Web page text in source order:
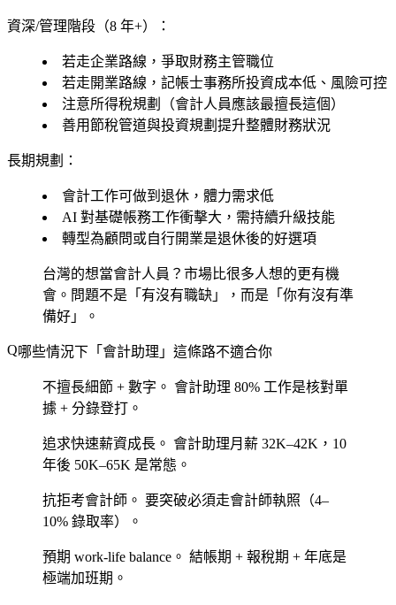
資深/管理階段（8 年+）：
若走企業路線，爭取財務主管職位
若走開業路線，記帳士事務所投資成本低、風險可控
注意所得稅規劃（會計人員應該最擅長這個）
善用節稅管道與投資規劃提升整體財務狀況
長期規劃：
會計工作可做到退休，體力需求低
AI 對基礎帳務工作衝擊大，需持續升級技能
轉型為顧問或自行開業是退休後的好選項
台灣的想當會計人員？市場比很多人想的更有機
會。問題不是「有沒有職缺」，而是「你有沒有準
備好」。
哪些情況下「會計助理」這條路不適合你
不擅長細節 + 數字。 會計助理 80% 工作是核對單
據 + 分錄登打。
追求快速薪資成長。 會計助理月薪 32K–42K，10
年後 50K–65K 是常態。
抗拒考會計師。 要突破必須走會計師執照（4–
10% 錄取率）。
預期 work-life balance。 結帳期 + 報稅期 + 年底是
極端加班期。